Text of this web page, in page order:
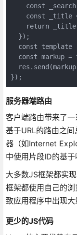
const
const _title
return
  });
const template
const markup =
});
服务器端路由
客户端路由带来了
基于URL的路由之
器（如Internet
中使用片段ID的基于
大多数JS框架都实
框架都使用自己的
致应用程序中出现大
更少的JS代码